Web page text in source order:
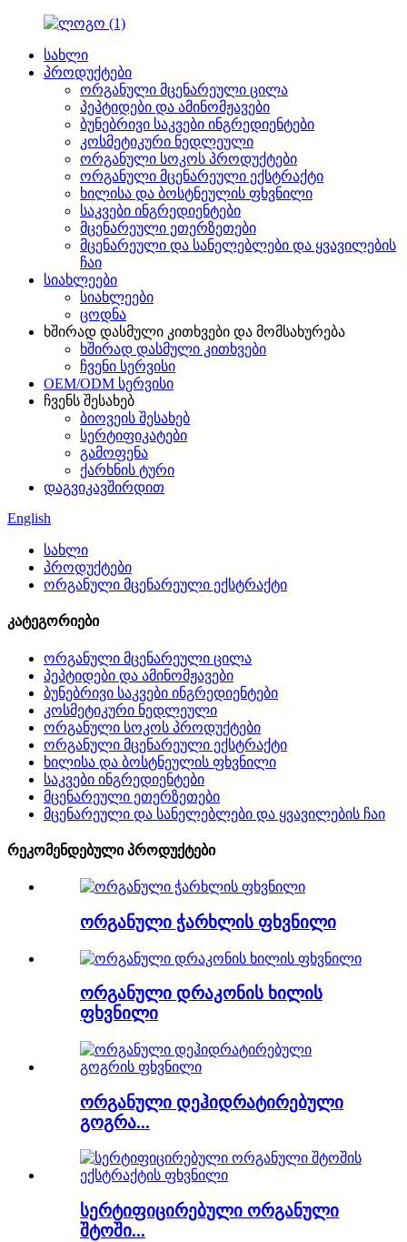
სახლი
პროდუქტები
ორგანული მცენარეული ცილა
პეპტიდები და ამინომჟავები
ბუნებრივი საკვები ინგრედიენტები
კოსმეტიკური ნედლეული
ორგანული სოკოს პროდუქტები
ორგანული მცენარეული ექსტრაქტი
ხილისა და ბოსტნეულის ფხვნილი
საკვები ინგრედიენტები
მცენარეული ეთერზეთები
მცენარეული და სანელებლები და ყვავილების
ჩაი
სიახლეები
სიახლეები
ცოდნა
ხშირად დასმული კითხვები და მომსახურება
ხშირად დასმული კითხვები
ჩვენი სერვისი
OEM/ODM სერვისი
ჩვენს შესახებ
ბიოვეის შესახებ
სერტიფიკატები
გამოფენა
ქარხნის ტური
დაგვიკავშირდით
English
სახლი
პროდუქტები
ორგანული მცენარეული ექსტრაქტი
კატეგორიები
ორგანული მცენარეული ცილა
პეპტიდები და ამინომჟავები
ბუნებრივი საკვები ინგრედიენტები
კოსმეტიკური ნედლეული
ორგანული სოკოს პროდუქტები
ორგანული მცენარეული ექსტრაქტი
ხილისა და ბოსტნეულის ფხვნილი
საკვები ინგრედიენტები
მცენარეული ეთერზეთები
მცენარეული და სანელებლები და ყვავილების ჩაი
რეკომენდებული პროდუქტები
ორგანული ჭარხლის ფხვნილი
ორგანული დრაკონის ხილის
ფხვნილი
ორგანული დეჰიდრატირებული
გოგრა...
სერტიფიცირებული ორგანული
შტოში...